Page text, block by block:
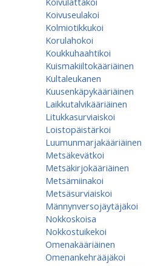
Koivuseulakoi
Kolmiotikkukoi
Korulahokoi
Koukkuhaahtikoi
Kuismakiiltokääriäinen
Kultaleukanen
Kuusenkäpykääriäinen
Laikkutalvikääriäinen
Litukkasurviaiskoi
Loistopäistärkoi
Luumunmarjakääriäinen
Metsäkevätkoi
Metsäkirjokääriäinen
Metsämiinakoi
Metsäsurviaiskoi
Männynversojäytäjäkoi
Nokkoskoisa
Nokkostuikekoi
Omenakääriäinen
Omenan­kehrääjä­koi